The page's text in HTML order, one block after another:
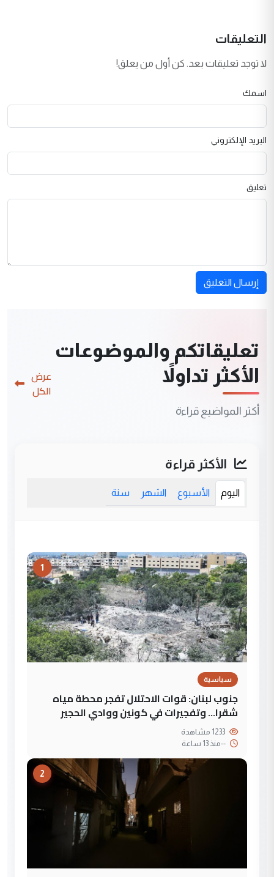
التعليقات
لا توجد تعليقات بعد. كن أول من يعلق!
اسمك
البريد الإلكتروني
تعليق
إرسال التعليق
تعليقاتكم والموضوعات
الأكثر تداولاً
أكثر المواضيع قراءة
عرض
الكل
الأكثر قراءة
اليوم الأسبوع الشهر سنة
1
سياسية
جنوب لبنان: قوات الاحتلال تفجر محطة مياه
شقرا… وتفجيرات في كونين ووادي الحجير
--منذ 13 ساعة
2